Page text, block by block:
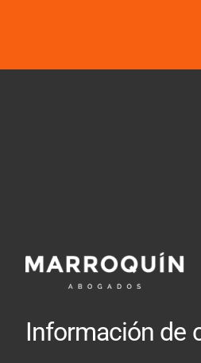
Información de